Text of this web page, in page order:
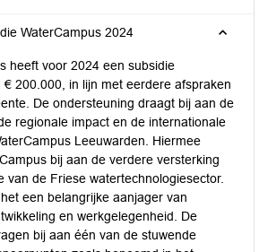
WaterCampus 2024
heeft voor 2024 een subsidie
€ 200.000, in lijn met eerdere afspraken
De ondersteuning draagt bij aan de
regionale impact en de internationale
Leeuwarden. Hiermee
bij aan de verdere versterking
van de Friese watertechnologiesector.
een belangrijke aanjager van
en werkgelegenheid. De
bij aan één van de stuwende